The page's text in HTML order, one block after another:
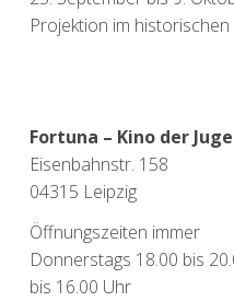
Projektion im historischen
Fortuna – Kino der
Eisenbahnstr. 158
04315 Leipzig
Öffnungszeiten immer
Donnerstags 18.00 bis
bis 16.00 Uhr